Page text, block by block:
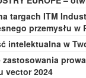
targach ITM
przemysłu w
intelektualna w
zastosowania
vector 2024